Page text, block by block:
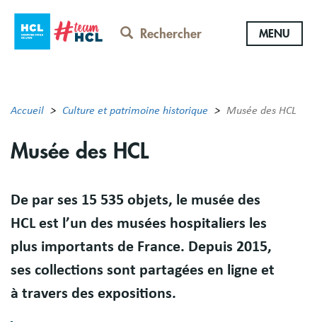
contenu
Rechercher MENU
Accueil Culture et patrimoine historique Musée des HCL
Musée des HCL
Résumé
De par ses 15 535 objets, le musée des
HCL est l’un des musées hospitaliers les
plus importants de France. Depuis 2015,
ses collections sont partagées en ligne et
à travers des expositions.